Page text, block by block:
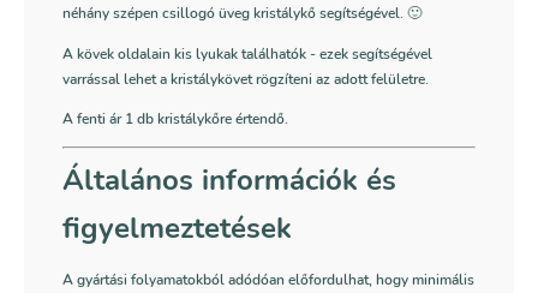
néhány szépen csillogó üveg kristálykő segítségével. 🙂
A kövek oldalain kis lyukak találhatók - ezek segítségével
varrással lehet a kristálykövet rögzíteni az adott felületre.
A fenti ár 1 db kristálykőre értendő.
Általános információk és
figyelmeztetések
A gyártási folyamatokból adódóan előfordulhat, hogy minimális